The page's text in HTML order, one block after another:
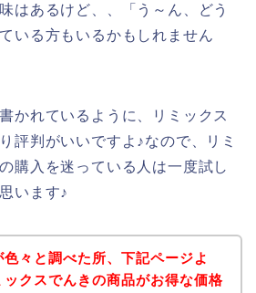
はあるけど、、「う～ん、どう
いる方もいるかもしれません
かれているように、リミックス
評判がいいですよ♪なので、リミ
購入を迷っている人は一度試し
います♪
色々と調べた所、下記ページよ
ックスでんきの商品がお得な価格